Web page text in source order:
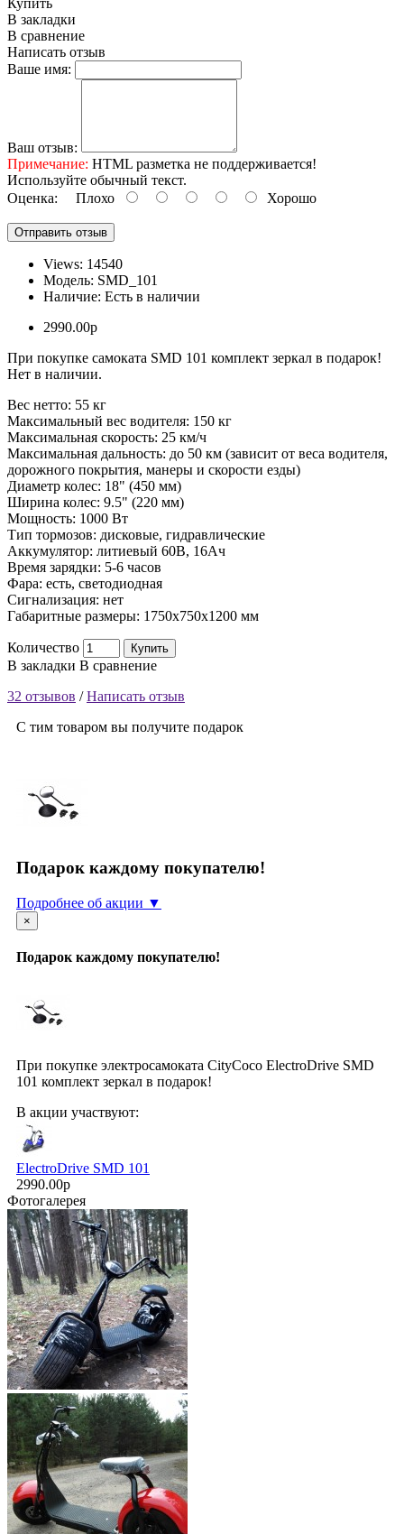
В закладки
В сравнение
Написать отзыв
Ваше имя:
Ваш отзыв:
Примечание: HTML разметка не поддерживается!
Используйте обычный текст.
Оценка: Плохо Хорошо
Отправить отзыв
Views: 14540
Модель: SMD_101
Наличие: Есть в наличии
2990.00р
При покупке самоката SMD 101 комплект зеркал в подарок!
Нет в наличии.
Вес нетто: 55 кг
Максимальный вес водителя: 150 кг
Максимальная скорость: 25 км/ч
Максимальная дальность: до 50 км (зависит от веса водителя,
дорожного покрытия, манеры и скорости езды)
Диаметр колес: 18" (450 мм)
Ширина колес: 9.5" (220 мм)
Мощность: 1000 Вт
Тип тормозов: дисковые, гидравлические
Аккумулятор: литиевый 60В, 16Ач
Время зарядки: 5-6 часов
Фара: есть, светодиодная
Сигнализация: нет
Габаритные размеры: 1750х750х1200 мм
Количество Купить
В закладки В сравнение
32 отзывов /Написать отзыв
С тим товаром вы получите подарок
Подарок каждому покупателю!
Подробнее об акции ▼
×
Подарок каждому покупателю!
При покупке электросамоката CityCoco ElectroDrive SMD
101 комплект зеркал в подарок!
В акции участвуют:
ElectroDrive SMD 101
2990.00р
Фотогалерея